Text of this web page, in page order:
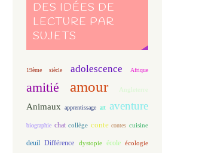
DES IDÉES DE
LECTURE PAR
SUJETS
19ème siècle adolescence Afrique
amitié amour Angleterre
Animaux apprentissage art aventure
biographie chat collège conte contes cuisine
deuil Différence dystopie école écologie